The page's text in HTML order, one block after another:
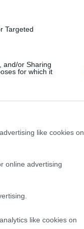
Targeted
and/or Sharing
for which it
like cookies on
online advertising
like cookies on